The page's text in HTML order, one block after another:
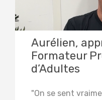
Aurélien,
Formateur
d’Adultes
"On se sent